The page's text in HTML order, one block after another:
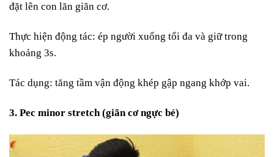
đặt lên con lăn giãn cơ.
Thực hiện động tác: ép người xuống tối đa và giữ trong
khoảng 3s.
Tác dụng: tăng tầm vận động khép gập ngang khớp vai.
3. Pec minor stretch (giãn cơ ngực bé)